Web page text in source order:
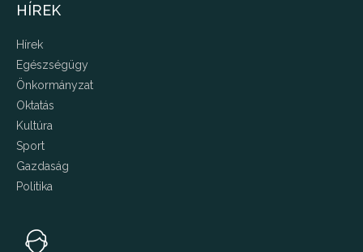
HÍREK
Hírek
Egészségügy
Önkormányzat
Oktatás
Kultúra
Sport
Gazdaság
Politika